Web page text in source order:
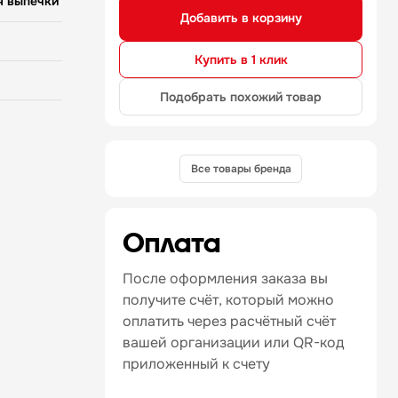
Добавить в корзину
Купить в 1 клик
Подобрать похожий товар
Все товары бренда
Оплата
После оформления заказа вы
получите счёт, который можно
оплатить через расчётный счёт
вашей организации или QR-код
приложенный к счету